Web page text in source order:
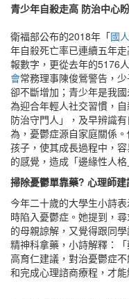
青少年自殺走高 防治中心
衛福部公布的2018年「國
年自殺死亡率已連續五年
報數字，更從去年的5176
會常務理事陳俊鶯警告，
卻不斷增加；青少年是我
為迎合年輕人社交習慣，
防治守門人」，及早辨識
為，憂鬱症源自家庭關係
孩子，使其成長過程中，
的感覺，造成「邊緣性人
掃除憂鬱單靠藥? 心理師
今年二十歲的大學生小詩
時陷入憂鬱症。她提到，
的母親諒解，又覺得跟同
精神科拿藥，小詩解釋：
高育仁建議，對治憂鬱症
和完成心理諮商療程，才